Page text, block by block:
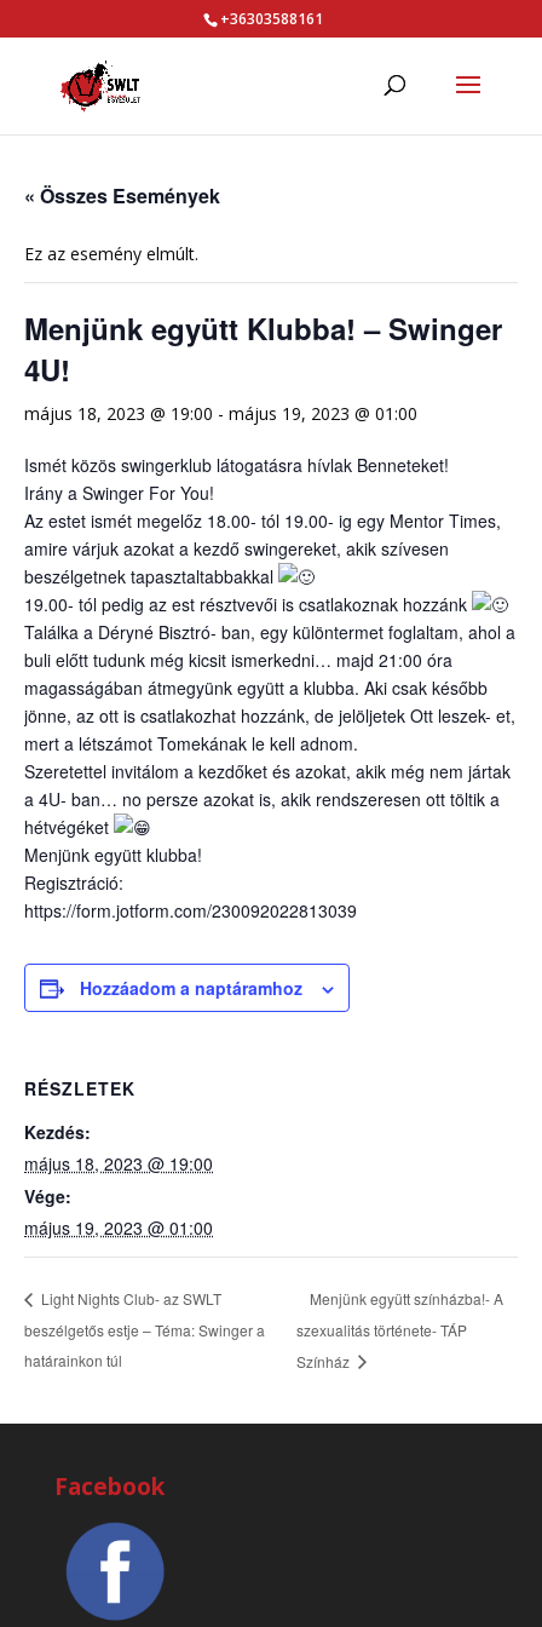
+36303588161
« Összes Események
Ez az esemény elmúlt.
Menjünk együtt Klubba! – Swinger
4U!
május 18, 2023 @ 19:00 - május 19, 2023 @ 01:00
Ismét közös swingerklub látogatásra hívlak Benneteket!
Irány a Swinger For You!
Az estet ismét megelőz 18.00- tól 19.00- ig egy Mentor Times,
amire várjuk azokat a kezdő swingereket, akik szívesen
beszélgetnek tapasztaltabbakkal
19.00- tól pedig az est résztvevői is csatlakoznak hozzánk
Találka a Déryné Bisztró- ban, egy különtermet foglaltam, ahol a
buli előtt tudunk még kicsit ismerkedni… majd 21:00 óra
magasságában átmegyünk együtt a klubba. Aki csak később
jönne, az ott is csatlakozhat hozzánk, de jelöljetek Ott leszek- et,
mert a létszámot Tomekának le kell adnom.
Szeretettel invitálom a kezdőket és azokat, akik még nem jártak
a 4U- ban… no persze azokat is, akik rendszeresen ott töltik a
hétvégéket
Menjünk együtt klubba!
Regisztráció:
https://form.jotform.com/230092022813039
Hozzáadom a naptáramhoz
RÉSZLETEK
Kezdés:
május 18, 2023 @ 19:00
Vége:
május 19, 2023 @ 01:00
Light Nights Club- az SWLT
beszélgetős estje – Téma: Swinger a
határainkon túl
Menjünk együtt színházba!- A
szexualitás története- TÁP
Színház
Facebook